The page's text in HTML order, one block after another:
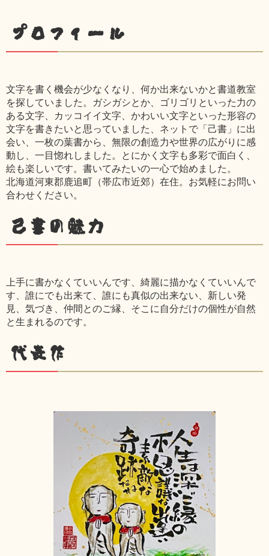
プロフィール
文字を書く機会が少なくなり、何か出来ないかと書道教室
を探していました。ガシガシとか、ゴリゴリといった力の
ある文字、カッコイイ文字、かわいい文字といった形容の
文字を書きたいと思っていました、ネットで「己書」に出
会い、一枚の葉書から、無限の創造力や世界の広がりに感
動し、一目惚れしました。とにかく文字も多彩で面白く、
絵も楽しいです。書いてみたいの一心で始めました。
北海道河東郡鹿追町（帯広市近郊）在住。お気軽にお問い
合わせください。
己書の魅力
上手に書かなくていいんです、綺麗に描かなくていいんで
す、誰にでも出来て、誰にも真似の出来ない、新しい発
見、気づき、仲間とのご縁、そこに自分だけの個性が自然
と生まれるのです。
代表作